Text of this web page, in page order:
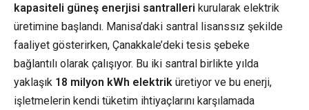
kapasiteli güneş enerjisi santralleri kurularak elektrik
üretimine başlandı. Manisa’daki santral lisanssız şekilde
faaliyet gösterirken, Çanakkale’deki tesis şebeke
bağlantılı olarak çalışıyor. Bu iki santral birlikte yılda
yaklaşık 18 milyon kWh elektrik üretiyor ve bu enerji,
işletmelerin kendi tüketim ihtiyaçlarını karşılamada